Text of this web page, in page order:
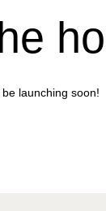
launching soon!